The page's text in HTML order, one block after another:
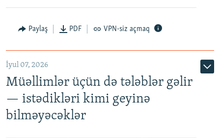
Paylaş PDF VPN-siz açmaq
İyul 07, 2026
Müəllimlər üçün də tələblər gəlir
— istədikləri kimi geyinə
bilməyəcəklər